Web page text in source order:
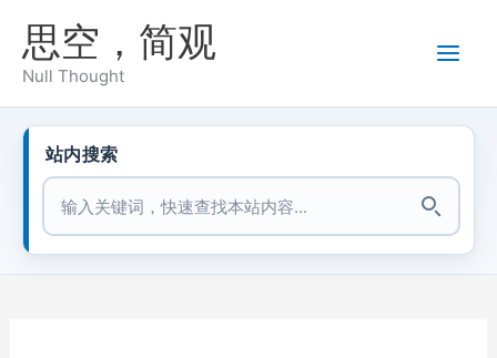
思空，简观
Null Thought
站内搜索
站内搜索